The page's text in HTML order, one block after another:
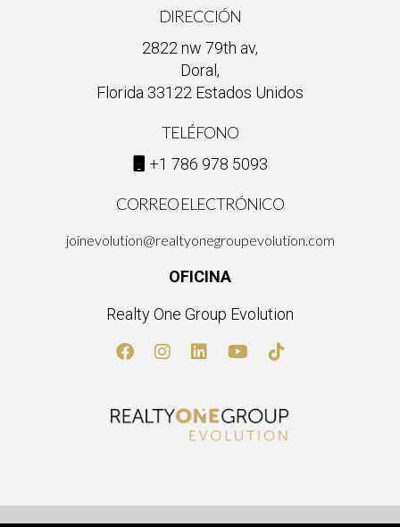
DIRECCIÓN
2822 nw 79th av,
Doral,
Florida 33122 Estados Unidos
TELÉFONO
+1 786 978 5093
CORREO ELECTRÓNICO
joinevolution@realtyonegroupevolution.com
OFICINA
Realty One Group Evolution